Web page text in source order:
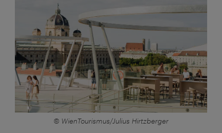
© WienTourismus/Julius Hirtzberger